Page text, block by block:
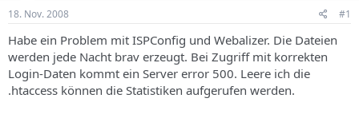
e
r
e
s
T
l
u
n
g
s
d
a
18. Nov. 2008 #1
Habe ein Problem mit ISPConfig und Webalizer. Die Dateien
werden jede Nacht brav erzeugt. Bei Zugriff mit korrekten
Login-Daten kommt ein Server error 500. Leere ich die
.htaccess können die Statistiken aufgerufen werden.